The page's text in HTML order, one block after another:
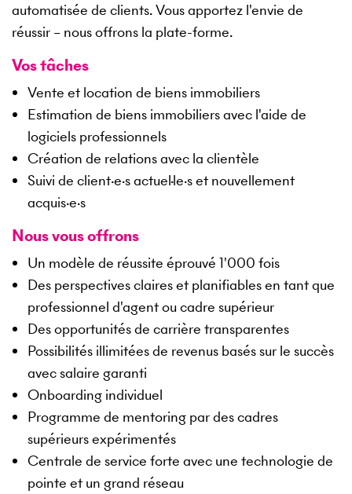
automatisée de clients. Vous apportez l'envie de
réussir – nous offrons la plate-forme.
Vos tâches
Vente et location de biens immobiliers
Estimation de biens immobiliers avec l'aide de
logiciels professionnels
Création de relations avec la clientèle
Suivi de client·e·s actuel·le·s et nouvellement
acquis·e·s
Nous vous offrons
Un modèle de réussite éprouvé 1'000 fois
Des perspectives claires et planifiables en tant que
professionnel d'agent ou cadre supérieur
Des opportunités de carrière transparentes
Possibilités illimitées de revenus basés sur le succès
avec salaire garanti
Onboarding individuel
Programme de mentoring par des cadres
supérieurs expérimentés
Centrale de service forte avec une technologie de
pointe et un grand réseau